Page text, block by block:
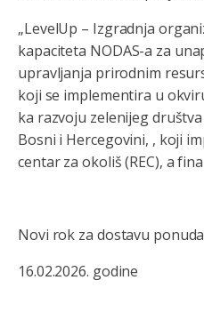
„LevelUp – Izgradnja
kapaciteta NODAS-a za
upravljanja prirodnim
koji se implementira u
ka razvoju zelenijeg
Bosni i Hercegovini, , koji
centar za okoliš (REC), a
Novi rok za dostavu ponuda
16.02.2026. godine